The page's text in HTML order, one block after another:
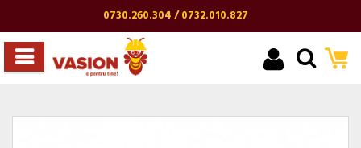
0730.260.304 / 0732.010.827